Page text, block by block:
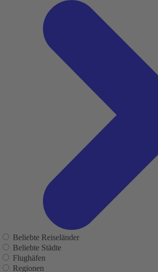
Beliebte Reiseländer
Beliebte Städte
Flughäfen
Regionen